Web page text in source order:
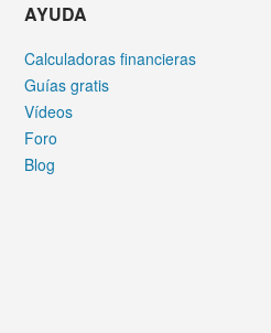
AYUDA
Calculadoras financieras
Guías gratis
Vídeos
Foro
Blog